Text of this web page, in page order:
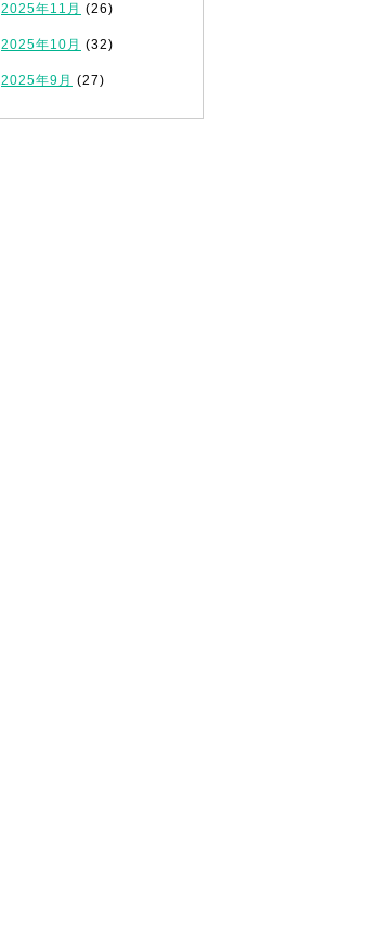
2025年11月 (26)
2025年10月 (32)
2025年9月 (27)